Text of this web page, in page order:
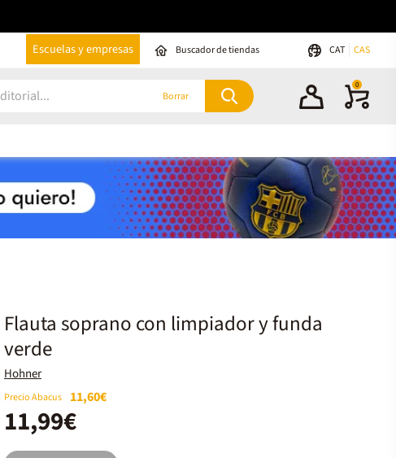
Escuelas y empresas Buscador de tiendas CAT CAS
Borrar
0
Flauta soprano con limpiador y funda
verde
Hohner
Precio Abacus 11,60€
11,99€